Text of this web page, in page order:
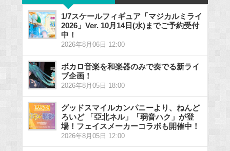
1/7スケールフィギュア「マジカルミライ
2026」Ver. 10月14日(水)までご予約受付
中！
2026年8月06日 12:00
ボカロ音楽を和楽器のみで奏でる新ライ
ブ企画！
2026年8月05日 18:00
グッドスマイルカンパニーより、ねんど
ろいど 「亞北ネル」「弱音ハク」が登
場！フェイスメーカーコラボも開催中！
2026年8月05日 12:00